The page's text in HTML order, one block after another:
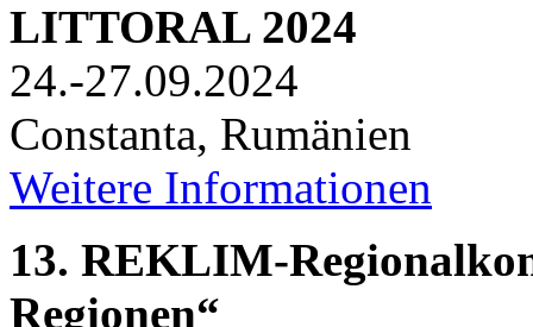
LITTORAL 2024
24.-27.09.2024
Constanta, Rumänien
Weitere Informationen
13. REKLIM-
Regionen“